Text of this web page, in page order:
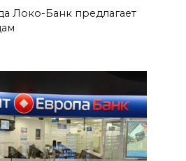
Локо-Банк предлагает